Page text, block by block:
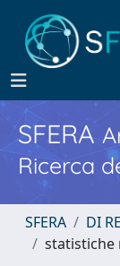
SFERA
Ricerca
SFERA
DI
statistiche